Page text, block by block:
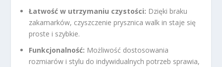
Łatwość w utrzymaniu czystości: Dzięki braku
zakamarków, czyszczenie prysznica walk in staje się
proste i szybkie.
Funkcjonalność: Możliwość dostosowania
rozmiarów i stylu do indywidualnych potrzeb sprawia,